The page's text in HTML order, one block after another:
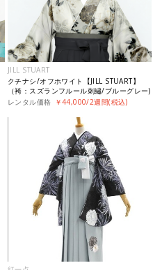
JILL STUART
クチナシ/オフホワイト【JILL STUART】
（袴：スズランフルール刺繡/ブルーグレー)
レンタル価格 ￥44,000/2週間(税込)